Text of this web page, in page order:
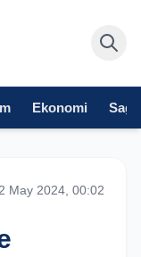
Ekonomi
May 2024, 00:02